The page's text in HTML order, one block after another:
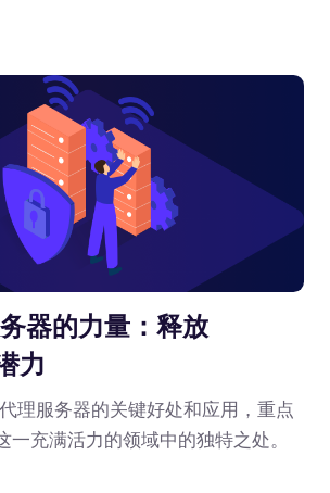
器的力量：释放
力
理服务器的关键好处和应用，重点
一充满活力的领域中的独特之处。